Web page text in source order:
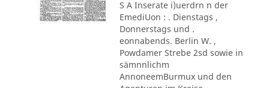
S A Inserate i)uerdrn n der
EmediUon : . Dienstags ,
Donnerstags und .
eonnabends. Berlin W. ,
Powdamer Strebe 2sd sowie in
sämnnlichm
AnnoneemBurmux und den